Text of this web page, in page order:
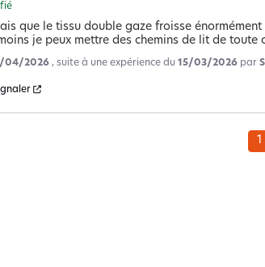
que le tissu double gaze froisse
je peux mettre des chemins de lit de toute
04/2026 , suite à une expérience du15/03/2026 par
1